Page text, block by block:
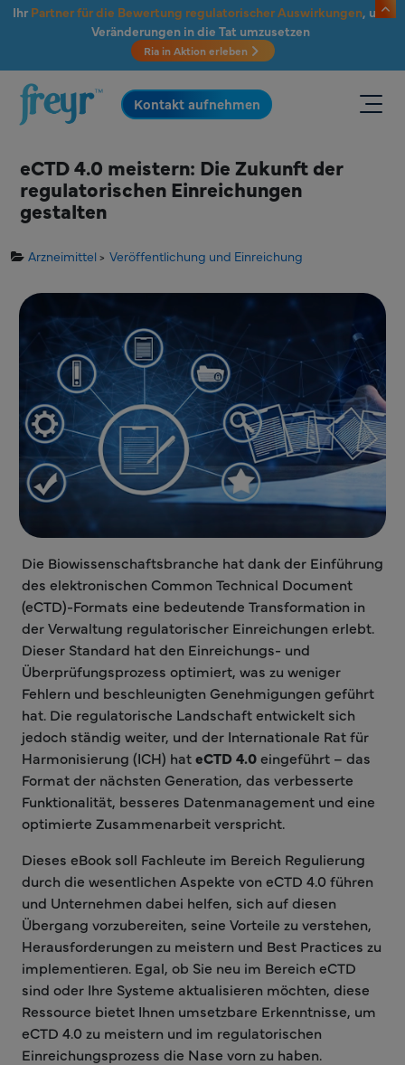
Zum Hauptinhalt springen
Ihr Partner für die Bewertung regulatorischer Auswirkungen, um
Veränderungen in die Tat umzusetzen
Ria in Aktion erleben
.
Kontakt aufnehmen
eCTD 4.0 meistern: Die Zukunft der
regulatorischen Einreichungen
gestalten
Arzneimittel Veröffentlichung und Einreichung
Die Biowissenschaftsbranche hat dank der Einführung
des elektronischen Common Technical Document
(eCTD)-Formats eine bedeutende Transformation in
der Verwaltung regulatorischer Einreichungen erlebt.
Dieser Standard hat den Einreichungs- und
Überprüfungsprozess optimiert, was zu weniger
Fehlern und beschleunigten Genehmigungen geführt
hat. Die regulatorische Landschaft entwickelt sich
jedoch ständig weiter, und der Internationale Rat für
Harmonisierung (ICH) hateCTD 4.0eingeführt – das
Format der nächsten Generation, das verbesserte
Funktionalität, besseres Datenmanagement und eine
optimierte Zusammenarbeit verspricht.
Dieses eBook soll Fachleute im Bereich Regulierung
durch die wesentlichen Aspekte von eCTD 4.0 führen
und Unternehmen dabei helfen, sich auf diesen
Übergang vorzubereiten, seine Vorteile zu verstehen,
Herausforderungen zu meistern und Best Practices zu
implementieren. Egal, ob Sie neu im Bereich eCTD
sind oder Ihre Systeme aktualisieren möchten, diese
Ressource bietet Ihnen umsetzbare Erkenntnisse, um
eCTD 4.0 zu meistern und im regulatorischen
Einreichungsprozess die Nase vorn zu haben.